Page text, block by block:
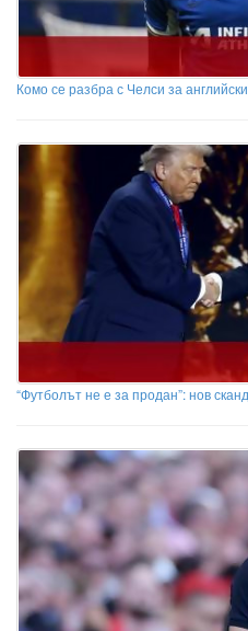
Комо се разбра с Челси за
“Футболът не е за продан”: нов